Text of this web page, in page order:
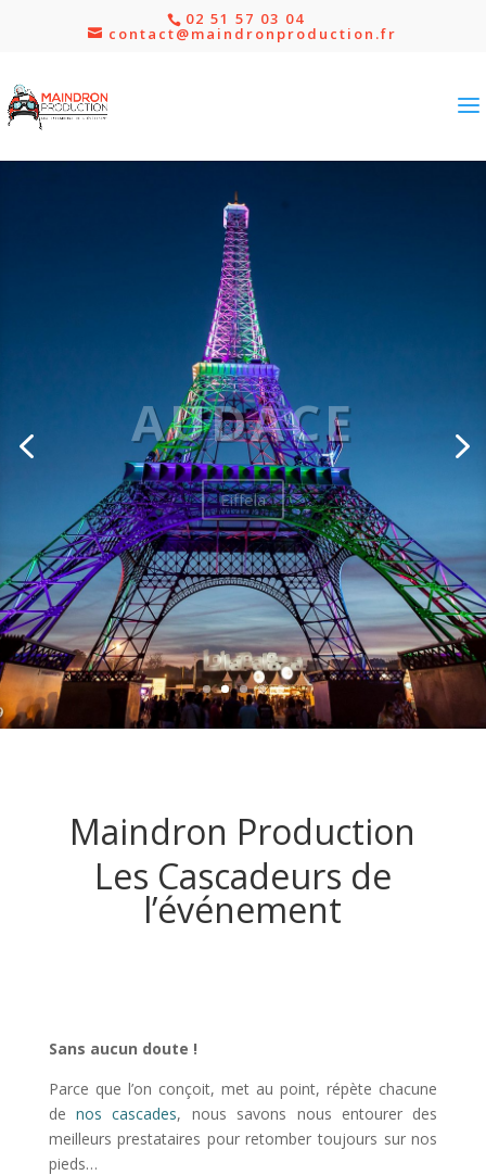
02 51 57 03 04
contact@maindronproduction.fr
AUDACE
Eiffela
Maindron Production
Les Cascadeurs de
l’événement
Sans aucun doute !
Parce que l’on conçoit, met au point, répète chacune
denos cascades, nous savons nous entourer des
meilleurs prestataires pour retomber toujours sur nos
pieds…